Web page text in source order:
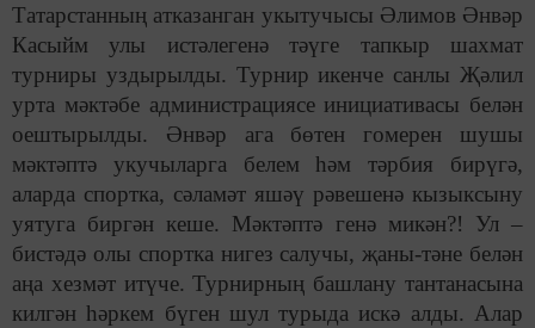
Татарстанның атказанган укытучысы Әлимов Әнвәр
Касыйм улы истәлегенә тәүге тапкыр шахмат
турниры уздырылды. Турнир икенче санлы Җәлил
урта мәктәбе администрациясе инициативасы белән
оештырылды. Әнвәр ага бөтен гомерен шушы
мәктәптә укучыларга белем һәм тәрбия бирүгә,
аларда спортка, сәламәт яшәү рәвешенә кызыксыну
уятуга биргән кеше. Мәктәптә генә микән?! Ул –
бистәдә олы спортка нигез салучы, җаны-тәне белән
аңа хезмәт итүче. Турнирның башлану тантанасына
килгән һәркем бүген шул турыда искә алды. Алар